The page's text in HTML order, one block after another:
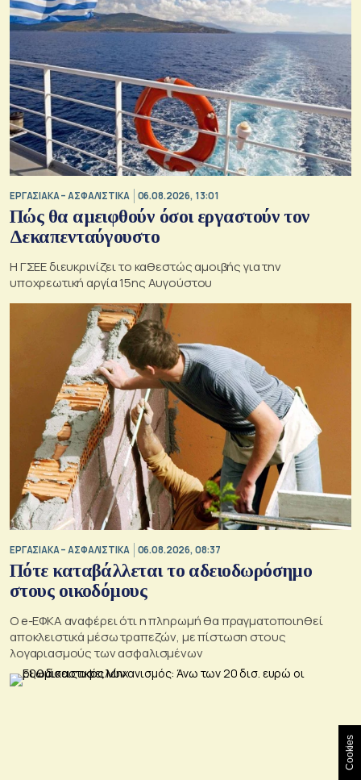
ΕΡΓΑΣΙΑΚΑ – ΑΣΦΑΛΙΣΤΙΚΑ 06.08.2026, 13:01
Πώς θα αμειφθούν όσοι εργαστούν τον
Δεκαπενταύγουστο
Η ΓΣΕΕ διευκρινίζει το καθεστώς αμοιβής για την
υποχρεωτική αργία 15ης Αυγούστου
ΕΡΓΑΣΙΑΚΑ – ΑΣΦΑΛΙΣΤΙΚΑ 06.08.2026, 08:37
Πότε καταβάλλεται το αδειοδωρόσημο
στους οικοδόμους
O e-ΕΦΚΑ αναφέρει ότι η πληρωμή θα πραγματοποιηθεί
αποκλειστικά μέσω τραπεζών, με πίστωση στους
λογαριασμούς των ασφαλισμένων
Cookies